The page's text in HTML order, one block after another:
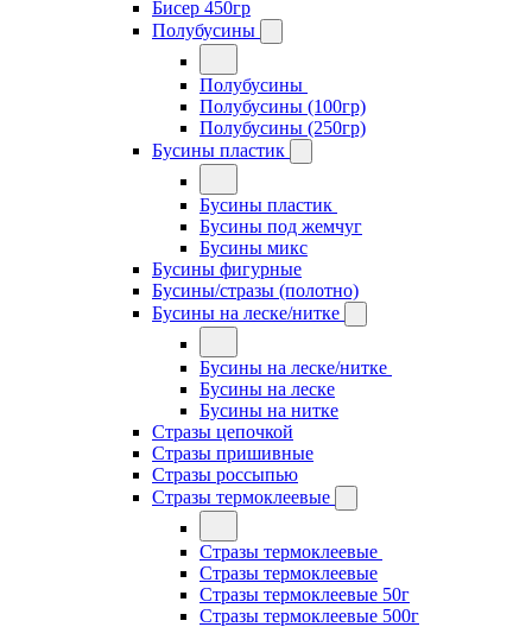
Бисер 450гр
Полубусины
Полубусины
Полубусины (100гр)
Полубусины (250гр)
Бусины пластик
Бусины пластик
Бусины под жемчуг
Бусины микс
Бусины фигурные
Бусины/стразы (полотно)
Бусины на леске/нитке
Бусины на леске/нитке
Бусины на леске
Бусины на нитке
Стразы цепочкой
Стразы пришивные
Стразы россыпью
Стразы термоклеевые
Стразы термоклеевые
Стразы термоклеевые
Стразы термоклеевые 50г
Стразы термоклеевые 500г